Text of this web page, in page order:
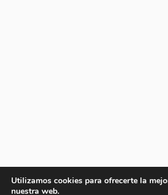
Utilizamos cookies para ofrecerte la
nuestra web.